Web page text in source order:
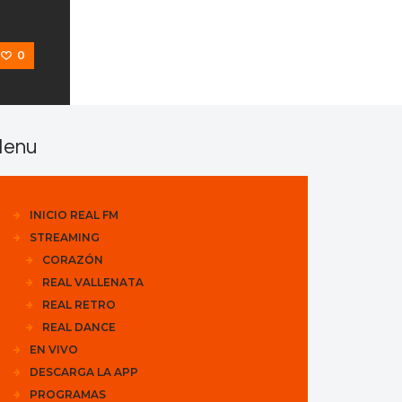
0
INICIO REAL FM
STREAMING
CORAZÓN
REAL VALLENATA
REAL RETRO
REAL DANCE
EN VIVO
DESCARGA LA APP
PROGRAMAS